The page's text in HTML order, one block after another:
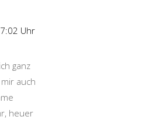
Uhr
ganz
auch
heuer